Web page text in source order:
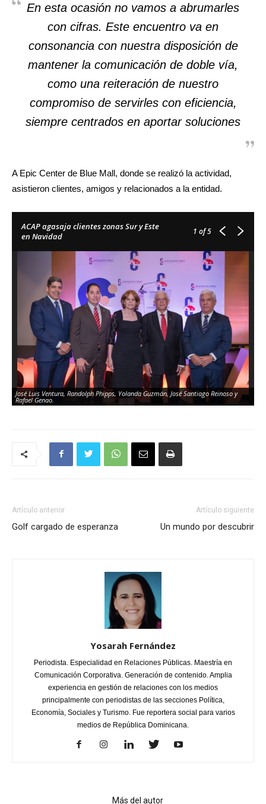
En esta ocasión no vamos a abrumarles
con cifras. Este encuentro va en
consonancia con nuestra disposición de
mantener la comunicación de doble vía,
como una reiteración de nuestro
compromiso de servirles con eficiencia,
siempre centrados en aportar soluciones
A Epic Center de Blue Mall, donde se realizó la actividad,
asistieron clientes, amigos y relacionados a la entidad.
ACAP agasaja clientes zonas Sur y Este
en Navidad
1 of 5
José Luis Ventura, Randolph Phipps, Yolanda Guzmán, José Santiago Reinoso y
Rafael Genao.
Artículo anterior
Golf cargado de esperanza
Artículo siguiente
Un mundo por descubrir
Yosarah Fernández
Periodista. Especialidad en Relaciones Públicas. Maestría en
Comunicación Corporativa. Generación de contenido. Amplia
experiencia en gestión de relaciones con los medios
principalmente con periodistas de las secciones Política,
Economía, Sociales y Turismo. Fue reportera social para varios
medios de República Dominicana.
Más del autor